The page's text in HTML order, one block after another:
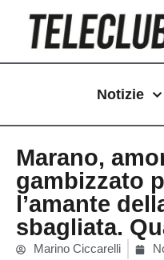
contenuto
Notizie
Marano,
gambizzato
l’amante
sbagliata.
Marino Ciccarelli